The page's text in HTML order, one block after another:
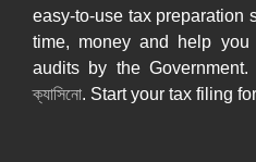
easy-to-use tax preparation
time, money and help you
audits by the
ক্যাসিনো. Start your tax filing